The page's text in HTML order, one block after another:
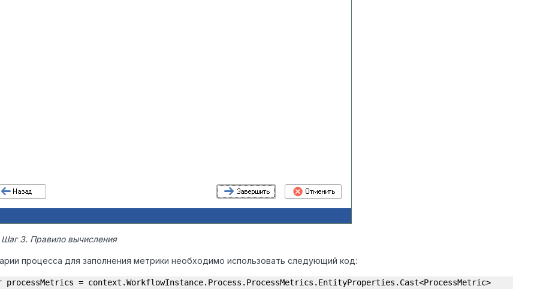
3. Правило вычисления
процесса для заполнения метрики необходимо использовать следующий код:
processMetrics = context.WorkflowInstance.Process.ProcessMetrics.EntityProperties.Cast<ProcessMetric>